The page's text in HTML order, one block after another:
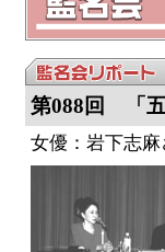
第088回 「
女優：岩下志